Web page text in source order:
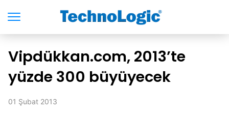
Vipdükkan.com, 2013’te
yüzde 300 büyüyecek
01 Şubat 2013